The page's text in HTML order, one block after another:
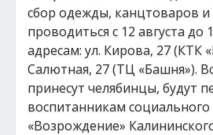
сбор одежды, канцтоваров и
проводиться с 12 августа до
адресам: ул. Кирова, 27 (КТК
Салютная, 27 (ТЦ «Башня»).
принесут челябинцы, будут
воспитанникам
«Возрождение»